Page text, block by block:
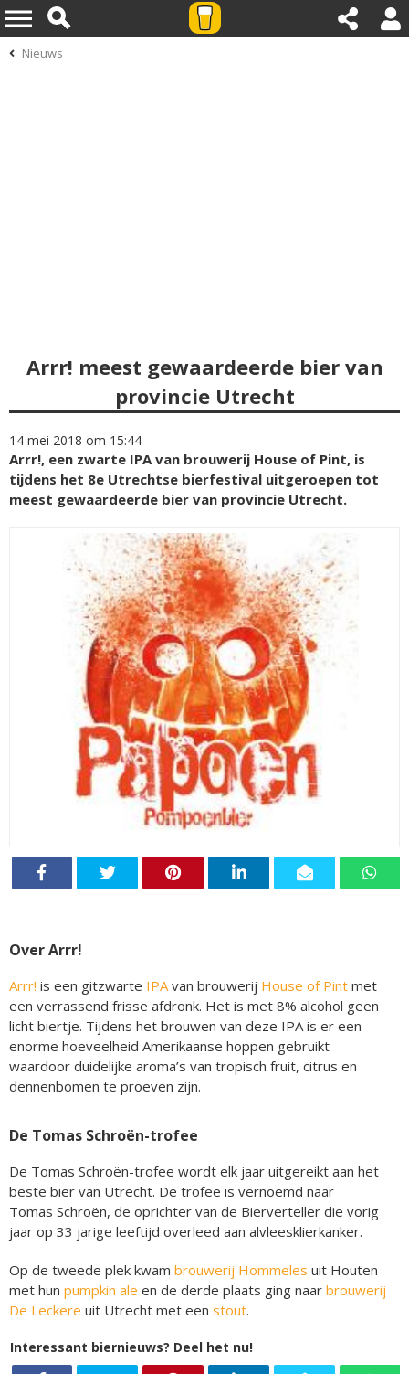
Nieuws
Arrr! meest gewaardeerde bier van
provincie Utrecht
14 mei 2018 om 15:44
Arrr!, een zwarte IPA van brouwerij House of Pint, is
tijdens het 8e Utrechtse bierfestival uitgeroepen tot
meest gewaardeerde bier van provincie Utrecht.
Over Arrr!
Arrr! is een gitzwarte IPA van brouwerij House of Pint met
een verrassend frisse afdronk. Het is met 8% alcohol geen
licht biertje. Tijdens het brouwen van deze IPA is er een
enorme hoeveelheid Amerikaanse hoppen gebruikt
waardoor duidelijke aroma’s van tropisch fruit, citrus en
dennenbomen te proeven zijn.
De Tomas Schroën-trofee
De Tomas Schroën-trofee wordt elk jaar uitgereikt aan het
beste bier van Utrecht. De trofee is vernoemd naar
Tomas Schroën, de oprichter van de Bierverteller die vorig
jaar op 33 jarige leeftijd overleed aan alvleesklierkanker.
Op de tweede plek kwam brouwerij Hommeles uit Houten
met hun pumpkin ale en de derde plaats ging naar brouwerij
De Leckere uit Utrecht met een stout.
Interessant biernieuws? Deel het nu!